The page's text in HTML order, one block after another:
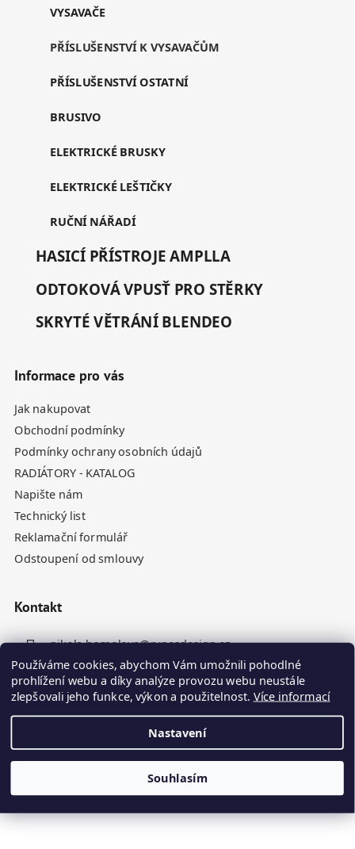
Používáme cookies, abychom Vám umožnili pohodlné
prohlížení webu a díky analýze provozu webu neustále
zlepšovali jeho funkce, výkon a použitelnost. Více informací
Nastavení
Souhlasím
VYSAVAČE
PŘÍSLUŠENSTVÍ K VYSAVAČŮM
PŘÍSLUŠENSTVÍ OSTATNÍ
BRUSIVO
ELEKTRICKÉ BRUSKY
ELEKTRICKÉ LEŠTIČKY
RUČNÍ NÁŘADÍ
HASICÍ PŘÍSTROJE AMPLLA
ODTOKOVÁ VPUSŤ PRO STĚRKY
SKRYTÉ VĚTRÁNÍ BLENDEO
Informace pro vás
Jak nakupovat
Obchodní podmínky
Podmínky ochrany osobních údajů
RADIÁTORY - KATALOG
Napište nám
Technický list
Reklamační formulář
Odstoupení od smlouvy
Kontakt
nikola.homolova@rynesdesign.cz
+420 770 676 110
Vytvořil Shoptet
Copyright 2026Ryneš Design. Všechna práva vyhrazena.